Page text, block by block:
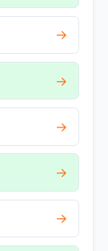
→
→
→
→
→